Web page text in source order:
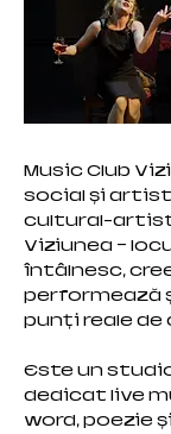
Music Club
social și
cultural-
Viziunea –
întâlnesc,
performează
punți reale de
Este un
dedicat live
word, poezie